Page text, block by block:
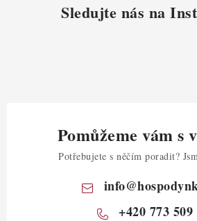
Sledujte nás na
Pomůžeme vám s
Potřebujete s něčím poradit?
info@
+420 773 509